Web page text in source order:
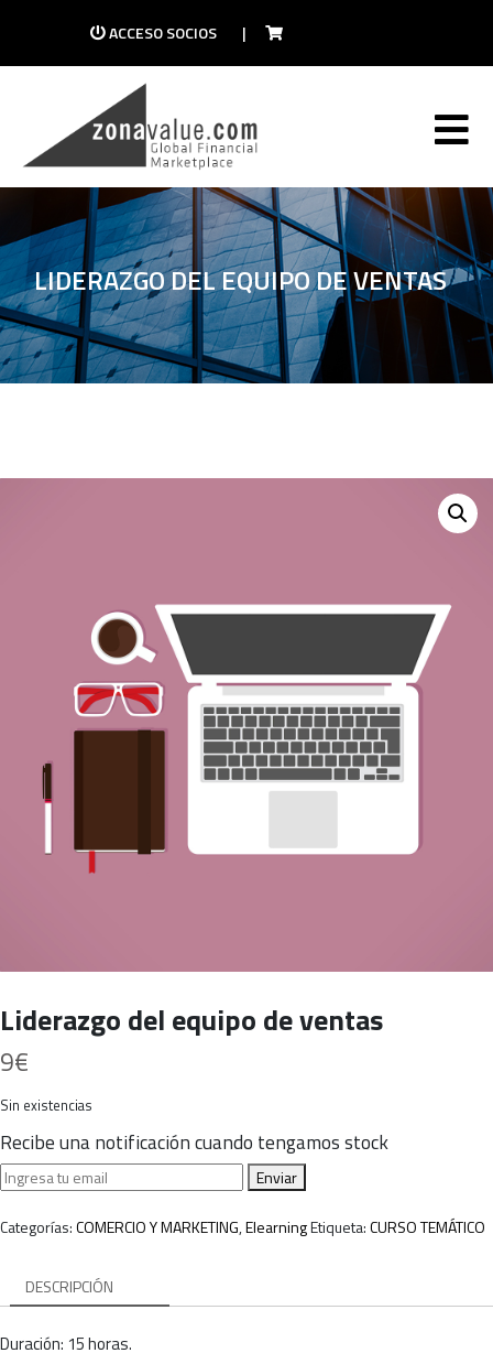
ACCESO SOCIOS |
LIDERAZGO DEL EQUIPO DE VENTAS
Liderazgo del equipo de ventas
9€
Sin existencias
Recibe una notificación cuando tengamos stock
Enviar
Categorías:COMERCIO Y MARKETING,ElearningEtiqueta:CURSO TEMÁTICO
DESCRIPCIÓN
Duración: 15 horas.